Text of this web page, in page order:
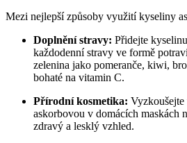
Mezi nejlepší způsoby využití kyseliny
Doplnění stravy: Přidejte
každodenní stravy ve formě
zelenina jako pomeranče, kiwi,
bohaté na vitamin C.
Přírodní kosmetika:
askorbovou v domácích maskách
zdravý a lesklý vzhled.